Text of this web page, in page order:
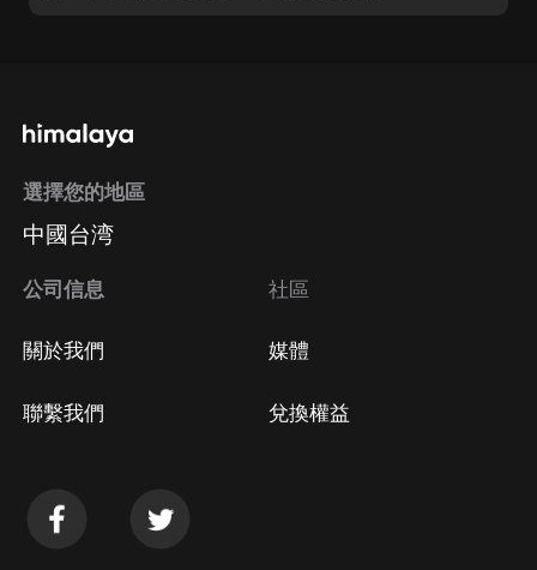
選擇您的地區
中國台湾
公司信息
關於我們
聯繫我們
社區
媒體
兌換權益